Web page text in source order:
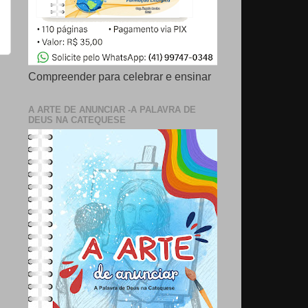
Compreender para celebrar e ensinar
A ARTE DE ANUNCIAR -A PALAVRA DE
DEUS NA CATEQUESE